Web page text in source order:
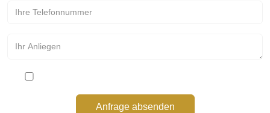
Anfrage absenden